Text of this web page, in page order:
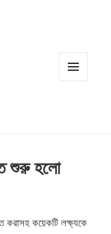
শুরু হলো
করাসহ কয়েকটি লক্ষ্যকে